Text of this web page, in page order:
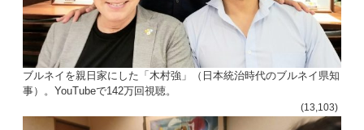
ブルネイを親日家にした「木村強」（日本統治時代のブルネイ県知
事）。YouTubeで142万回視聴。
(13,103)